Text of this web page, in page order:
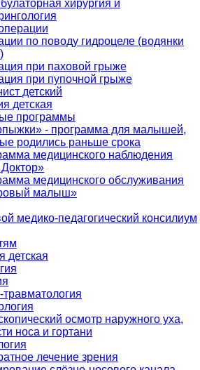
хирургия и
по поводу гидроцеле (водянки
при паховой грыже
при пупочной грыже
детский
детская
программы
- программа для малышей,
родились раньше срока
медицинского наблюдения
медицинского обслуживания
малыш»
медико-педагогический консилиум
детская
осмотр наружного уха,
носа и гортани
лечение зрения